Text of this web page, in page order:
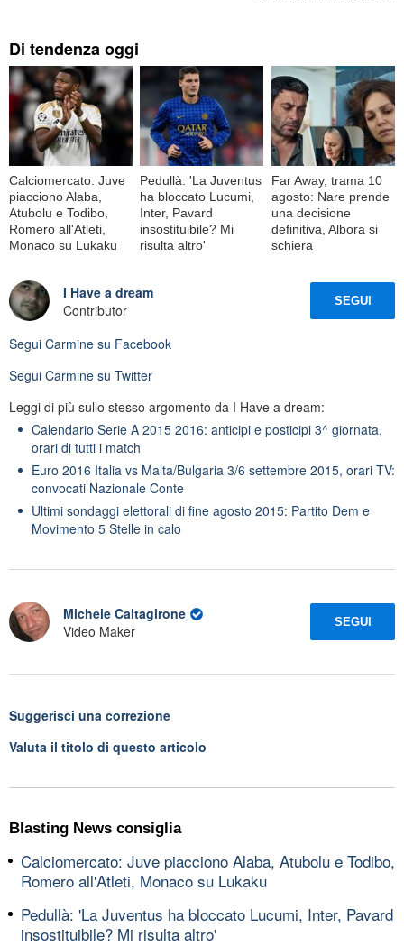
Di tendenza oggi
Calciomercato: Juve
piacciono Alaba,
Atubolu e Todibo,
Romero all'Atleti,
Monaco su Lukaku
Pedullà: 'La Juventus
ha bloccato Lucumi,
Inter, Pavard
insostituibile? Mi
risulta altro'
Far Away, trama 10
agosto: Nare prende
una decisione
definitiva, Albora si
schiera
I Have a dream
Contributor
SEGUI
Segui Carmine su Facebook
Segui Carmine su Twitter
Leggi di più sullo stesso argomento da I Have a dream:
Calendario Serie A 2015 2016: anticipi e posticipi 3^ giornata,
orari di tutti i match
Euro 2016 Italia vs Malta/Bulgaria 3/6 settembre 2015, orari TV:
convocati Nazionale Conte
Ultimi sondaggi elettorali di fine agosto 2015: Partito Dem e
Movimento 5 Stelle in calo
Michele Caltagirone
Video Maker
SEGUI
Suggerisci una correzione
Valuta il titolo di questo articolo
Blasting News consiglia
Calciomercato: Juve piacciono Alaba, Atubolu e Todibo,
Romero all'Atleti, Monaco su Lukaku
Pedullà: 'La Juventus ha bloccato Lucumi, Inter, Pavard
insostituibile? Mi risulta altro'